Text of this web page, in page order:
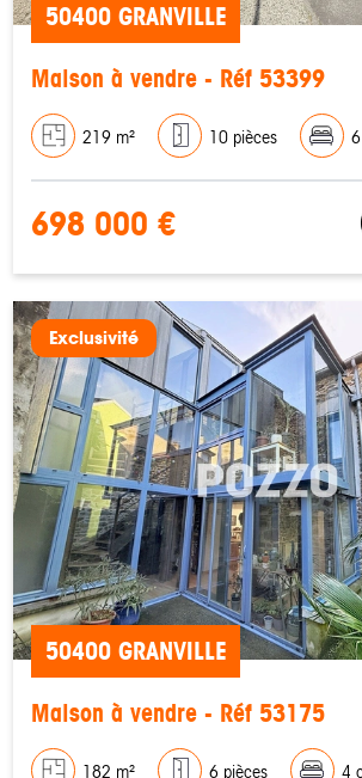
50400 GRANVILLE
Maison à vendre - Réf 53399
219 m² 10 pièces
698 000 €
Exclusivité
50400 GRANVILLE
Maison à vendre - Réf 53175
182 m² 6 pièces 4